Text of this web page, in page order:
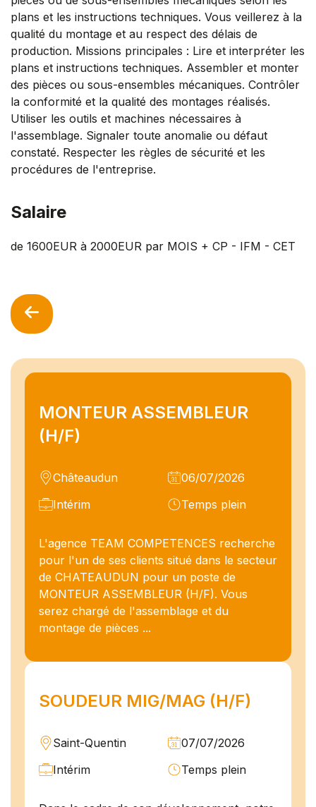
MONTEUR ASSEMBLEUR
(H/F)
Châteaudun
06/07/2026
Intérim
Temps plein
L'agence TEAM COMPETENCES recherche
pour l'un de ses clients situé dans le secteur
de CHATEAUDUN pour un poste de
MONTEUR ASSEMBLEUR (H/F). Vous
serez chargé de l'assemblage et du
montage de pièces ...
SOUDEUR MIG/MAG (H/F)
Saint-Quentin
07/07/2026
Intérim
Temps plein
plans et les instructions techniques. Vous veillerez à la
qualité du montage et au respect des délais de
production. Missions principales : Lire et interpréter les
plans et instructions techniques. Assembler et monter
des pièces ou sous-ensembles mécaniques. Contrôler
la conformité et la qualité des montages réalisés.
Utiliser les outils et machines nécessaires à
l'assemblage. Signaler toute anomalie ou défaut
constaté. Respecter les règles de sécurité et les
procédures de l'entreprise.
Salaire
de 1600EUR à 2000EUR par MOIS + CP - IFM - CET